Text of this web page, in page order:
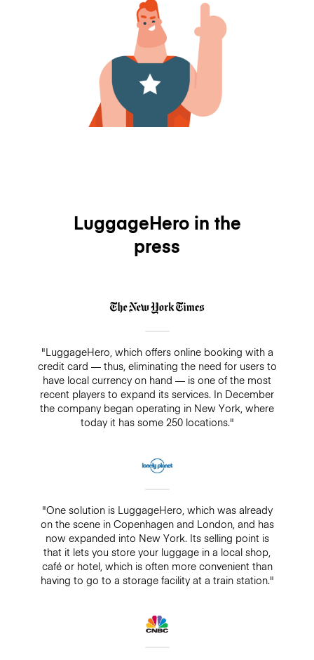
LuggageHero in the
press
"LuggageHero, which offers online booking with a
credit card — thus, eliminating the need for users to
have local currency on hand — is one of the most
recent players to expand its services. In December
the company began operating in New York, where
today it has some 250 locations."
"One solution is LuggageHero, which was already
on the scene in Copenhagen and London, and has
now expanded into New York. Its selling point is
that it lets you store your luggage in a local shop,
café or hotel, which is often more convenient than
having to go to a storage facility at a train station."